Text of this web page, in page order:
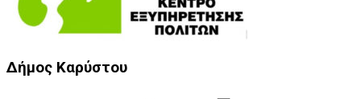
Δήμος Καρύστου